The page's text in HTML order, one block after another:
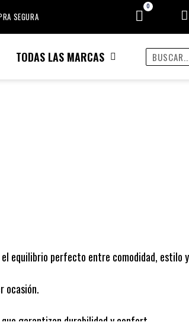
SEGURA
TODAS LAS MARCAS
el equilibrio perfecto entre comodidad, estilo
ocasión.
garantizan durabilidad y confort.